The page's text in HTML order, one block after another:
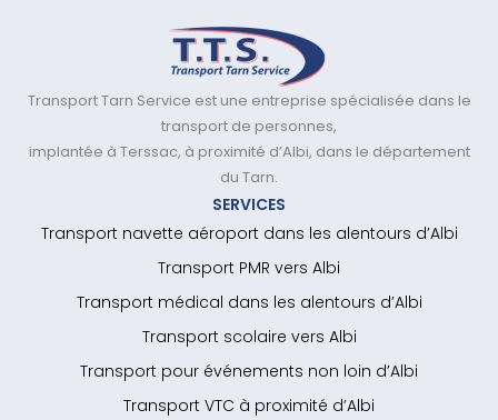
Transport Tarn Service est une entreprise spécialisée dans le
transport de personnes,
implantée à Terssac, à proximité d’Albi, dans le département
du Tarn.
SERVICES
Transport navette aéroport dans les alentours d’Albi
Transport PMR vers Albi
Transport médical dans les alentours d’Albi
Transport scolaire vers Albi
Transport pour événements non loin d’Albi
Transport VTC à proximité d’Albi